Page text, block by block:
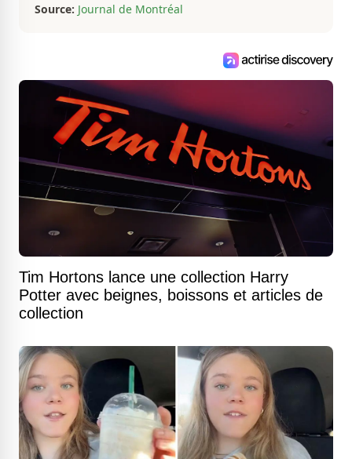
Source: Journal de Montréal
Tim Hortons lance une collection Harry
Potter avec beignes, boissons et articles de
collection